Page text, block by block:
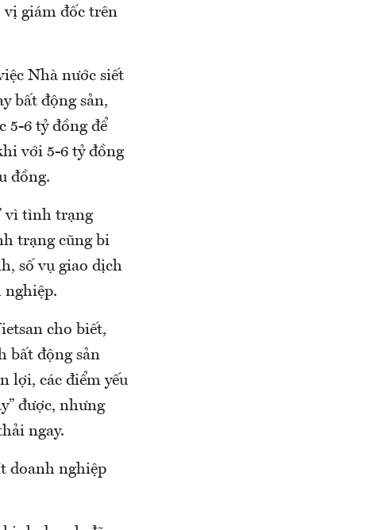
vị giám đốc trên
Nhà nước siết
bất động sản,
5-6 tỷ đồng để
với 5-6 tỷ đồng
đồng.
vì tình trạng
trạng cũng bi
số vụ giao dịch
nghiệp.
cho biết,
bất động sản
lợi, các điểm yếu
được, nhưng
ngay.
doanh nghiệp